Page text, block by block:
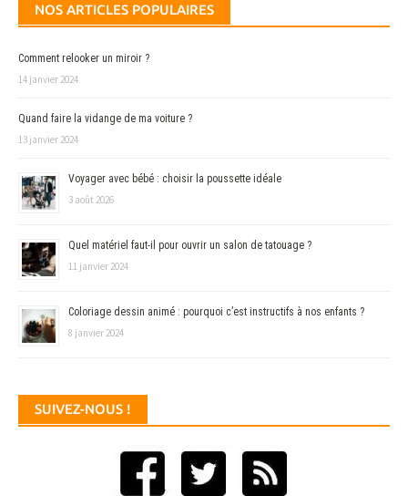
NOS ARTICLES POPULAIRES
Comment relooker un miroir ?
14 janvier 2024
Quand faire la vidange de ma voiture ?
13 janvier 2024
Voyager avec bébé : choisir la poussette idéale
3 août 2026
Quel matériel faut-il pour ouvrir un salon de tatouage ?
11 janvier 2024
Coloriage dessin animé : pourquoi c’est instructifs à nos enfants ?
8 janvier 2024
SUIVEZ-NOUS !